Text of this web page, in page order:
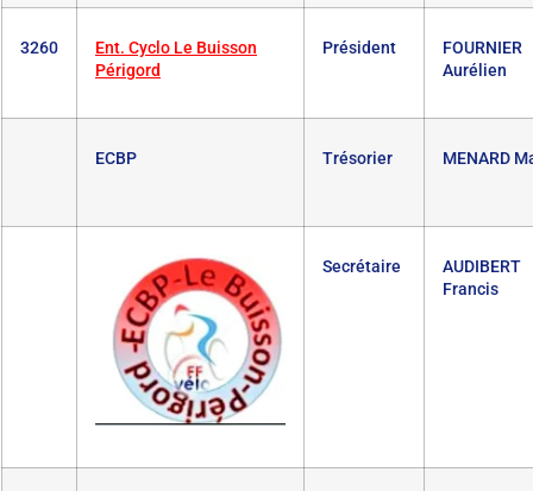
3260
Ent. Cyclo Le Buisson
Périgord
Président
FOURNIER
Aurélien
ECBP Trésorier MENARD
Secrétaire
AUDIBERT
Francis